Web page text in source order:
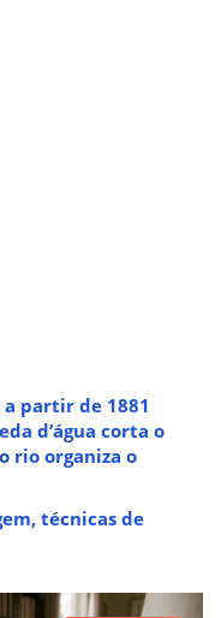
partir de 1881
d’água corta o
rio organiza o
técnicas de